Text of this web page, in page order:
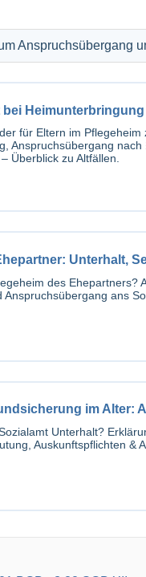
Anspruchsübergang
Heimunterbringung
für Eltern im
Anspruchsübergang
Überblick zu Altfällen.
Unterhalt,
des Ehepartners?
Anspruchsübergang ans
im Alter:
Unterhalt?
Auskunftspflichten &